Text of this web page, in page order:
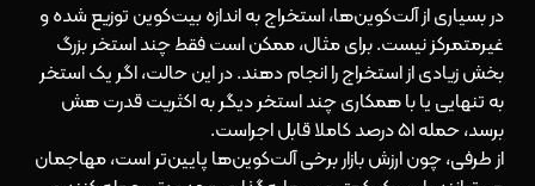
در بسیاری از آلت‌کوین‌ها، استخراج به اندازه بیت‌کوین توزیع شده و
غیرمتمرکز نیست. برای مثال، ممکن است فقط چند استخر بزرگ
بخش زیادی از استخراج را انجام دهند. در این حالت، اگر یک استخر
به تنهایی یا با همکاری چند استخر دیگر به اکثریت قدرت هش
برسد، حمله ۵۱ درصد کاملا قابل اجراست.
از طرفی، چون ارزش بازار برخی آلت‌کوین‌ها پایین‌تر است، مهاجمان